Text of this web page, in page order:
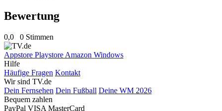
Bewertung
0,0 0 Stimmen
Appstore Playstore Amazon Windows
Hilfe
Häufige Fragen Kontakt
Wir sind TV.de
Dein Fernsehen Dein Fußball Deine WM 2026
Bequem zahlen
PayPal VISA MasterCard